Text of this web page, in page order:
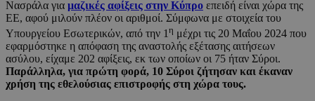
Νασράλα για μαζικές αφίξεις στην Κύπρο επειδή είναι χώρα της
ΕΕ, αφού μιλούν πλέον οι αριθμοί. Σύμφωνα με στοιχεία του
Υπουργείου Εσωτερικών, από την 1 η μέχρι τις 20 Μαΐου 2024 που
εφαρμόστηκε η απόφαση της αναστολής εξέτασης αιτήσεων
ασύλου, είχαμε 202 αφίξεις, εκ των οποίων οι 75 ήταν Σύροι.
Παράλληλα, για πρώτη φορά, 10 Σύροι ζήτησαν και έκαναν
χρήση της εθελούσιας επιστροφής στη χώρα τους.